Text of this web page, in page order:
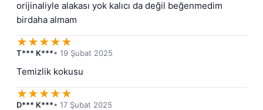
orijinaliyle alakası yok kalıcı da değil beğenmedim
birdaha almam
★★★★★
T*** K***• 19 Şubat 2025
Temizlik kokusu
★★★★★
D*** K***• 17 Şubat 2025